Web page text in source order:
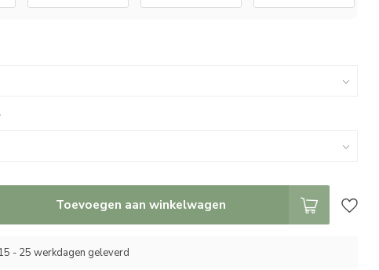
Toevoegen aan winkelwagen
- 25 werkdagen geleverd